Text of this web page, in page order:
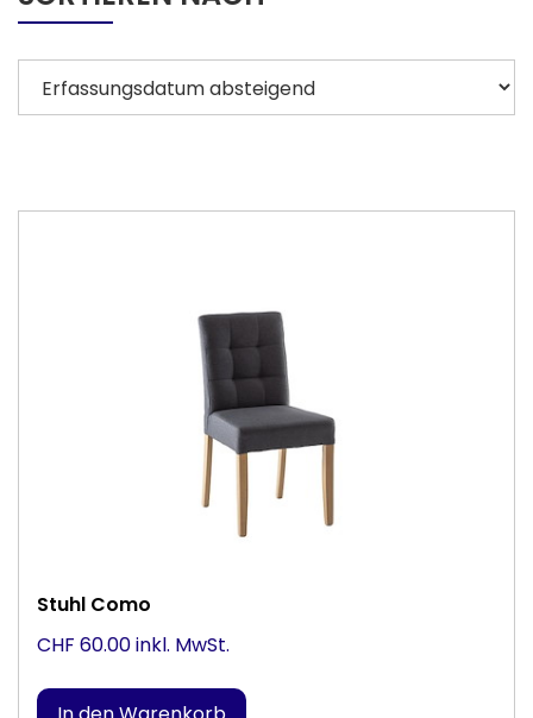
Stuhl Como
CHF 60.00 inkl. MwSt.